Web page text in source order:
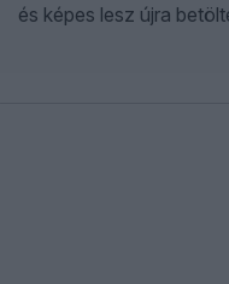
és képes lesz újra